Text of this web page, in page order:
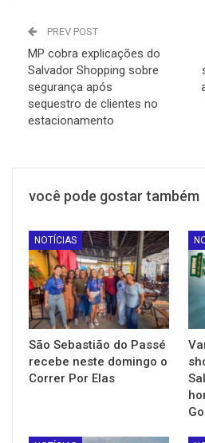
PREV POST
MP cobra explicações do
Salvador Shopping sobre
segurança após
sequestro de clientes no
estacionamento
você pode gostar também
NOTÍCIAS
São Sebastião do Passé
recebe neste domingo o
Correr Por Elas